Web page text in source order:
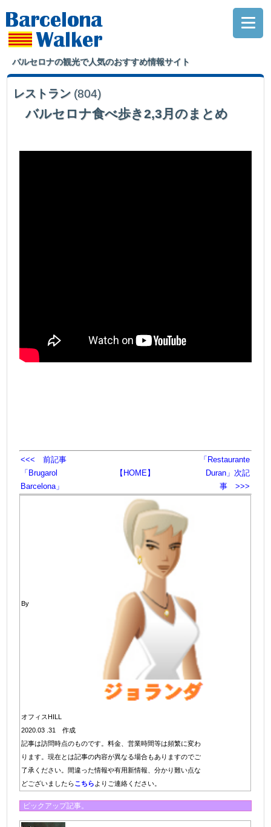
バルセロナの観光で人気のおすすめ情報サイト
レストラン (804)
バルセロナ食べ歩き2,3月のまとめ
<<< 前記事
「Brugarol
Barcelona」
【HOME】
「Restaurante
Duran」次記
事 >>>
By
オフィスHILL
2020.03 .31 作成
記事は訪問時点のものです。料金、営業時間等は頻繁に変わ
ります。現在とは記事の内容が異なる場合もありますのでご
了承ください。間違った情報や有用新情報、分かり難い点な
どございましたらこちら よりご連絡ください。
ピックアップ記事。